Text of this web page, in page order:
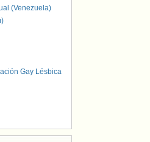
(Venezuela)
Gay Lésbica